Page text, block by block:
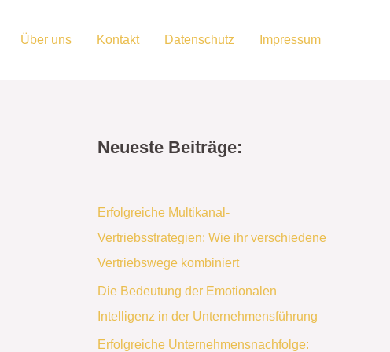
Über uns Kontakt Datenschutz Impressum
Neueste Beiträge:
Erfolgreiche Multikanal-
Vertriebsstrategien: Wie ihr verschiedene
Vertriebswege kombiniert
Die Bedeutung der Emotionalen
Intelligenz in der Unternehmensführung
Erfolgreiche Unternehmensnachfolge: